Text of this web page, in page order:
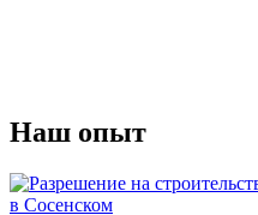
Наш опыт